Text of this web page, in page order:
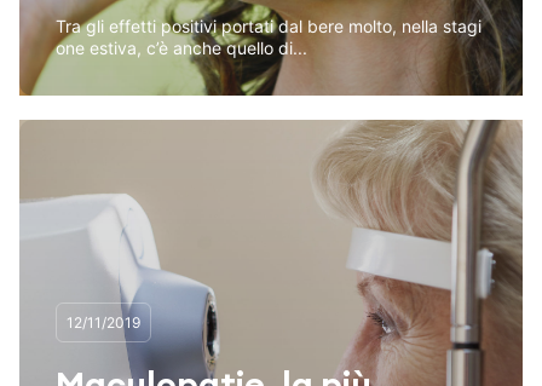
Tra gli effetti positivi portati dal bere molto, nella stagi
one estiva, c’è anche quello di...
12/11/2019